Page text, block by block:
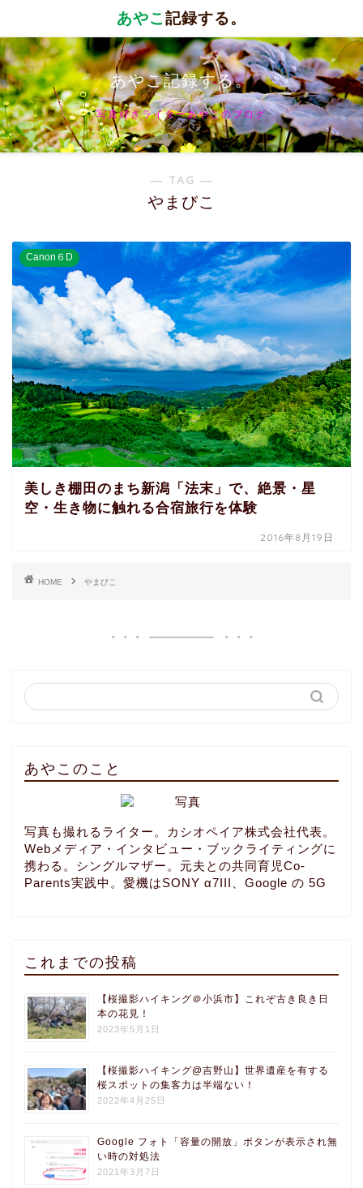
あやこ記録する。
あやこ記録する。
写真好きライターあやこのブログ
― TAG ―
やまびこ
Canon６D
美しき棚田のまち新潟「法末」で、絶景・星
空・生き物に触れる合宿旅行を体験
2016年8月19日
HOME やまびこ
あやこのこと
写真も撮れるライター。カシオペイア株式会社代表。
Webメディア・インタビュー・ブックライティングに
携わる。シングルマザー。元夫との共同育児Co-
Parents実践中。愛機はSONY α7III、Google の 5G
これまでの投稿
【桜撮影ハイキング＠小浜市】これぞ古き良き日
本の花見！
2023年5月1日
【桜撮影ハイキング@吉野山】世界遺産を有する
桜スポットの集客力は半端ない！
2022年4月25日
Google フォト「容量の開放」ボタンが表示され無
い時の対処法
2021年3月7日